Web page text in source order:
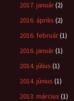
2017. január(2)
2016. április (2)
2016. február(1)
2016. január(1)
2014. július (1)
2014. június (1)
2013. március (1)